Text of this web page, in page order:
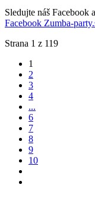
Sledujte náš Facebook
Facebook Zumba-
Strana 1 z 119
1
2
3
4
...
6
7
8
9
10